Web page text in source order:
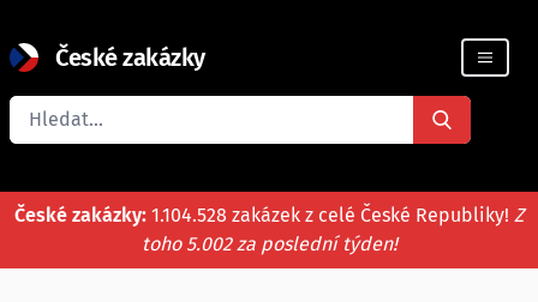
České zakázky
Registrace firmy
České zakázky: 1.104.528 zakázek z celé České Republiky! Z
toho 5.002 za poslední týden!